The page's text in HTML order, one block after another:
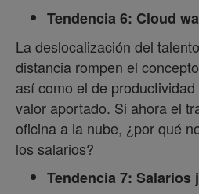
Tendencia 6: Cloud
La deslocalización del
distancia rompen el
así como el de
valor aportado. Si ahora el
oficina a la nube, ¿por qué
los salarios?
Tendencia 7: Salarios